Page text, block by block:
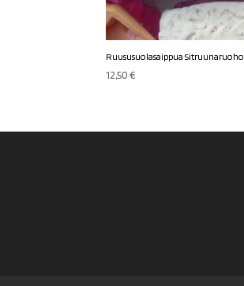
Ruususuolasaippua Sitruunaruoho
12,50€